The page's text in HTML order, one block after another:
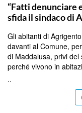
“Fatti denunciare
sfida il sindaco di
Gli abitanti di
davanti al Comune,
di Maddalusa, privi
perché vivono in
..